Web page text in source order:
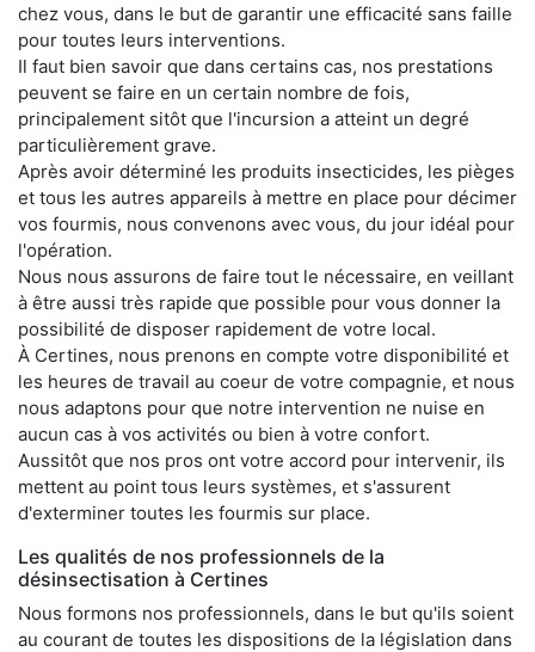
chez vous, dans le but de garantir une efficacité sans faille
pour toutes leurs interventions.
Il faut bien savoir que dans certains cas, nos prestations
peuvent se faire en un certain nombre de fois,
principalement sitôt que l'incursion a atteint un degré
particulièrement grave.
Après avoir déterminé les produits insecticides, les pièges
et tous les autres appareils à mettre en place pour décimer
vos fourmis, nous convenons avec vous, du jour idéal pour
l'opération.
Nous nous assurons de faire tout le nécessaire, en veillant
à être aussi très rapide que possible pour vous donner la
possibilité de disposer rapidement de votre local.
À Certines, nous prenons en compte votre disponibilité et
les heures de travail au coeur de votre compagnie, et nous
nous adaptons pour que notre intervention ne nuise en
aucun cas à vos activités ou bien à votre confort.
Aussitôt que nos pros ont votre accord pour intervenir, ils
mettent au point tous leurs systèmes, et s'assurent
d'exterminer toutes les fourmis sur place.
Les qualités de nos professionnels de la
désinsectisation à Certines
Nous formons nos professionnels, dans le but qu'ils soient
au courant de toutes les dispositions de la législation dans